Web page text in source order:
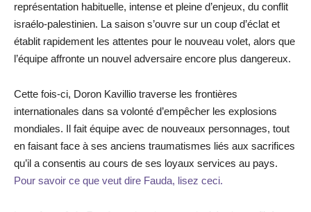
représentation habituelle, intense et pleine d’enjeux, du conflit
israélo-palestinien. La saison s’ouvre sur un coup d’éclat et
établit rapidement les attentes pour le nouveau volet, alors que
l’équipe affronte un nouvel adversaire encore plus dangereux.
Cette fois-ci, Doron Kavillio traverse les frontières
internationales dans sa volonté d’empêcher les explosions
mondiales. Il fait équipe avec de nouveaux personnages, tout
en faisant face à ses anciens traumatismes liés aux sacrifices
qu’il a consentis au cours de ses loyaux services au pays.
Pour savoir ce que veut dire Fauda, lisez ceci.